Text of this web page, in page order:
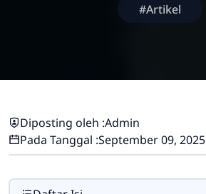
#Artikel
Diposting oleh :Admin
Pada Tanggal :September 09, 2025